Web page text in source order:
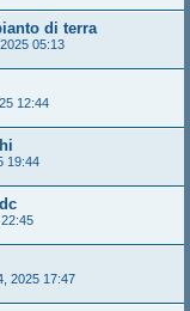
di terra
05:13
12:44
19:44
2025 17:47